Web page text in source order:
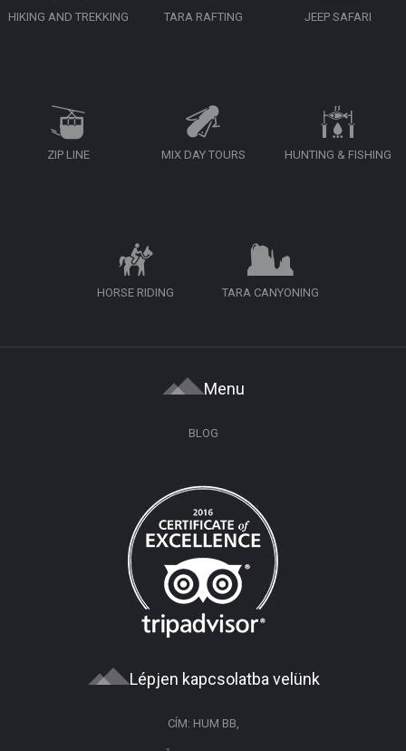
HIKING AND TREKKING TARA RAFTING JEEP SAFARI
ZIP LINE MIX DAY TOURS HUNTING & FISHING
HORSE RIDING TARA CANYONING
Menu
BLOG
Lépjen kapcsolatba velünk
CÍM: HUM BB,